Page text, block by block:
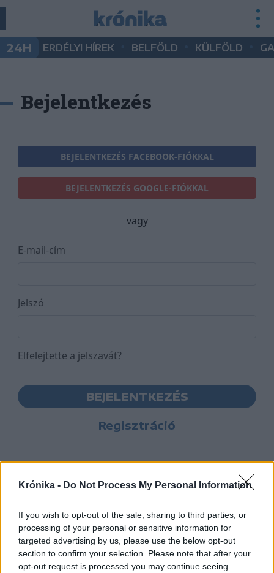
Krónika - Do Not Process My Personal Information
If you wish to opt-out of the sale, sharing to third parties, or
processing of your personal or sensitive information for
targeted advertising by us, please use the below opt-out
section to confirm your selection. Please note that after your
opt-out request is processed you may continue seeing
24H ERDÉLYI HÍREK BELFÖLD KÜLFÖLD
Bejelentkezés
BEJELENTKEZÉS FACEBOOK-FIÓKKAL
BEJELENTKEZÉS GOOGLE-FIÓKKAL
vagy
E-mail-cím
Jelszó
Elfelejtette a jelszavát?
BEJELENTKEZÉS
Regisztráció